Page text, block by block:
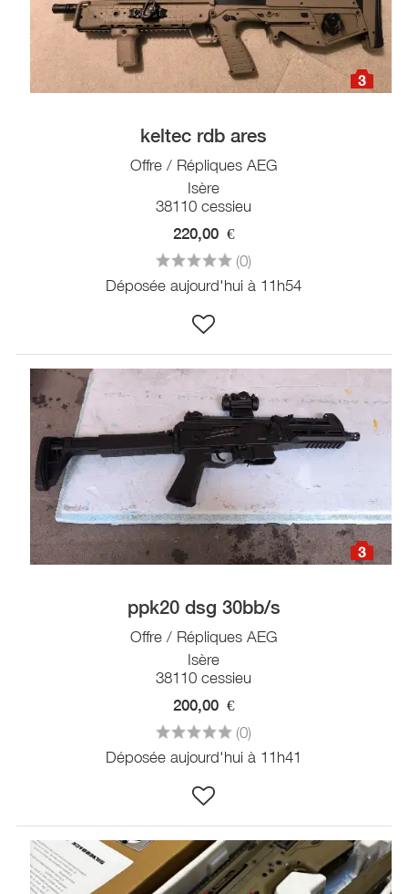
3
keltec rdb ares
Offre / Répliques AEG
Isère
38110 cessieu
220,00 €
(0)
Déposée aujourd'hui à 11h54
3
ppk20 dsg 30bb/s
Offre / Répliques AEG
Isère
38110 cessieu
200,00 €
(0)
Déposée aujourd'hui à 11h41